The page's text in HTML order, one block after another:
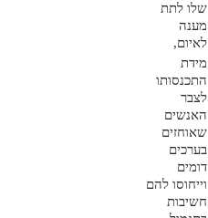
שלו לתת
מענה
לאיום,
מידת
התכנסותו
לצבר
האנשים
שאוחזים
בערכים
דומים
וייחוסו להם
חשיבות